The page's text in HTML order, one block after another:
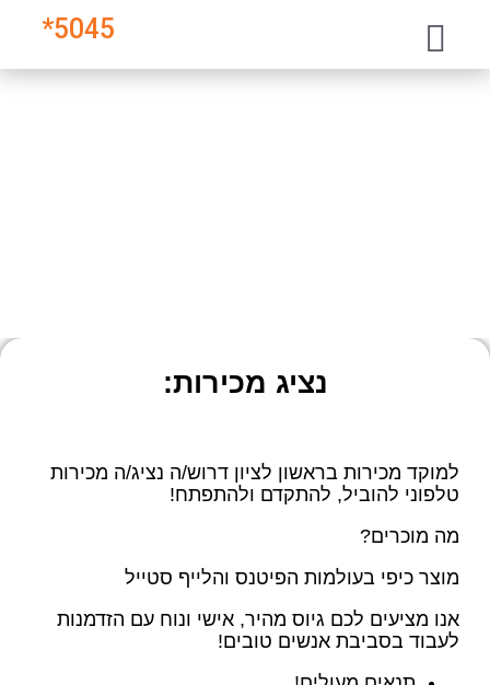
5045
*
נציג מכירות:
למוקד מכירות בראשון לציון דרוש/ה נציג/ה מכירות
טלפוני להוביל, להתקדם ולהתפתח!
מה מוכרים?
מוצר כיפי בעולמות הפיטנס והלייף סטייל
אנו מציעים לכם גיוס מהיר, אישי ונוח עם הזדמנות
לעבוד בסביבת אנשים טובים!